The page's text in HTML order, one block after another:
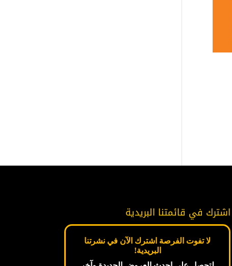
اشترك في قائمتنا البريدية
لا تفوت الفرصة اشترك الآن في نشرتنا
البريدية!